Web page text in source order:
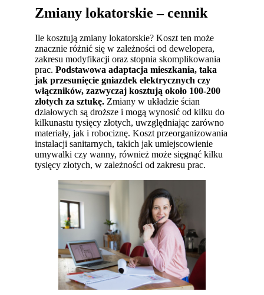
Zmiany lokatorskie – cennik
Ile kosztują zmiany lokatorskie? Koszt ten może
znacznie różnić się w zależności od dewelopera,
zakresu modyfikacji oraz stopnia skomplikowania
prac.Podstawowa adaptacja mieszkania, taka
jak przesunięcie gniazdek elektrycznych czy
włączników, zazwyczaj kosztują około 100-200
złotych za sztukę. Zmiany w układzie ścian
działowych są droższe i mogą wynosić od kilku do
kilkunastu tysięcy złotych, uwzględniając zarówno
materiały, jak i robociznę. Koszt przeorganizowania
instalacji sanitarnych, takich jak umiejscowienie
umywalki czy wanny, również może sięgnąć kilku
tysięcy złotych, w zależności od zakresu prac.